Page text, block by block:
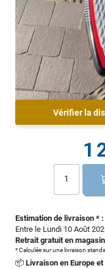
Vérifier la
Estimation de livraison * :
Entre le Lundi 10 Août
Retrait gratuit en magasin
* Calculée sur une livraison
📦 Livraison en Europe et
1